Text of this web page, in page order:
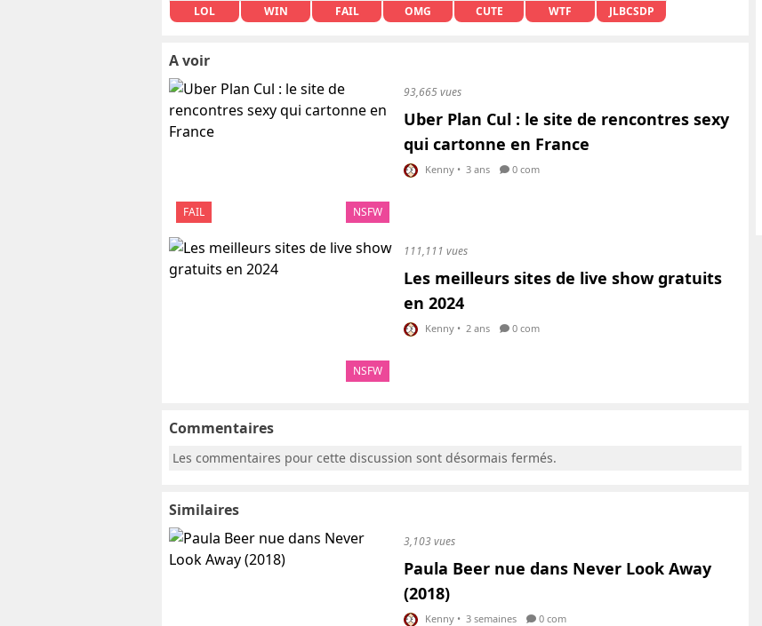
LOL WIN FAIL OMG CUTE WTF JLBCSDP
A voir
FAIL NSFW
93,665 vues
Uber Plan Cul : le site de rencontres sexy
qui cartonne en France
Kenny • 3 ans 0 com
NSFW
111,111 vues
Les meilleurs sites de live show gratuits
en 2024
Kenny • 2 ans 0 com
Commentaires
Les commentaires pour cette discussion sont désormais fermés.
Similaires
3,103 vues
Paula Beer nue dans Never Look Away
(2018)
Kenny • 3 semaines 0 com